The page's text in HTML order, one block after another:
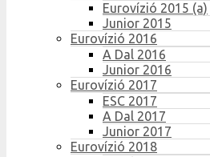
Eurovízió 2015 (a)
Junior 2015
Eurovízió 2016
A Dal 2016
Junior 2016
Eurovízió 2017
ESC 2017
A Dal 2017
Junior 2017
Eurovízió 2018